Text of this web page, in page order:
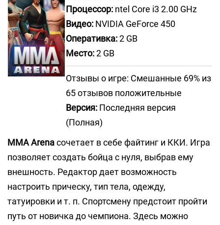
Процессор: ntel Core i3 2.00 GHz
Видео: NVIDIA GeForce 450
Оперативка:2 GB
Место:2 GB
Отзывы о игре: Смешанные 69% из
65 отзывов положительные
Версия: Последняя версия
(Полная)
MMA Arenaсочетает в себе файтинг и ККИ. Игра
позволяет создать бойца с нуля, выбрав ему
внешность. Редактор дает возможность
настроить прическу, тип тела, одежду,
татуировки и т. п. Спортсмену предстоит пройти
путь от новичка до чемпиона. Здесь можно